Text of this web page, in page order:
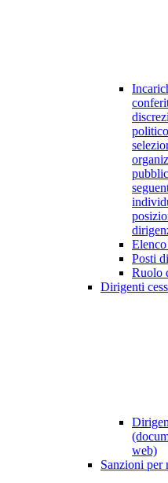
Posti
Ruolo
Dirigenti
web)
Sanzioni per